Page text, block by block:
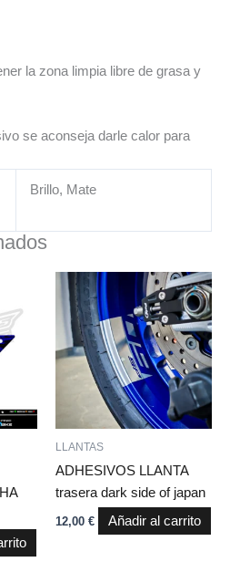
la zona limpia libre de grasa y
se aconseja darle calor para
Brillo, Mate
LLANTAS
ADHESIVOS LLANTA
trasera dark side of japan
12,00 € Añadir al carrito